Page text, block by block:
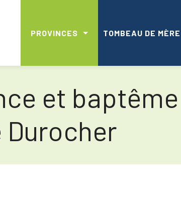
PROVINCES TOMBEAU DE
et baptême
Durocher